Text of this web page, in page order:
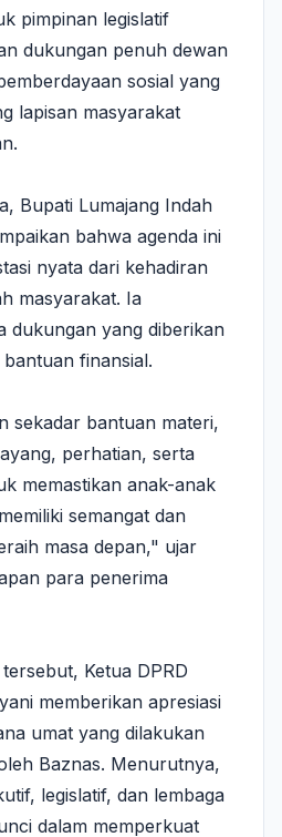
pimpinan legislatif
dukungan penuh dewan
sosial yang
lapisan masyarakat
Bupati Lumajang Indah
bahwa agenda ini
nyata dari kehadiran
masyarakat. Ia
dukungan yang diberikan
finansial.
sekadar bantuan materi,
perhatian, serta
memastikan anak-anak
semangat dan
masa depan," ujar
para penerima
Ketua DPRD
memberikan apresiasi
umat yang dilakukan
Baznas. Menurutnya,
legislatif, dan lembaga
dalam memperkuat